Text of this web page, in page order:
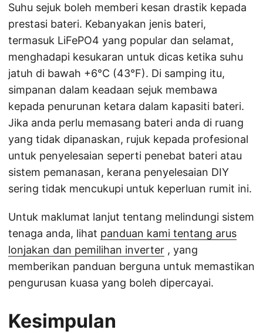
Suhu sejuk boleh memberi kesan drastik kepada
prestasi bateri. Kebanyakan jenis bateri,
termasuk LiFePO4 yang popular dan selamat,
menghadapi kesukaran untuk dicas ketika suhu
jatuh di bawah +6°C (43°F). Di samping itu,
simpanan dalam keadaan sejuk membawa
kepada penurunan ketara dalam kapasiti bateri.
Jika anda perlu memasang bateri anda di ruang
yang tidak dipanaskan, rujuk kepada profesional
untuk penyelesaian seperti penebat bateri atau
sistem pemanasan, kerana penyelesaian DIY
sering tidak mencukupi untuk keperluan rumit ini.
Untuk maklumat lanjut tentang melindungi sistem
tenaga anda, lihat panduan kami tentang arus
lonjakan dan pemilihan inverter , yang
memberikan panduan berguna untuk memastikan
pengurusan kuasa yang boleh dipercayai.
Kesimpulan